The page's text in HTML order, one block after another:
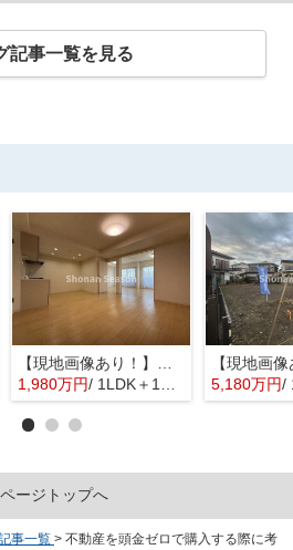
記事一覧を見る
1,980万円/ 1LDK＋1S(納戸) 5,180万円/
ページトップへ
事一覧 > 不動産を頭金ゼロで購入する際に考